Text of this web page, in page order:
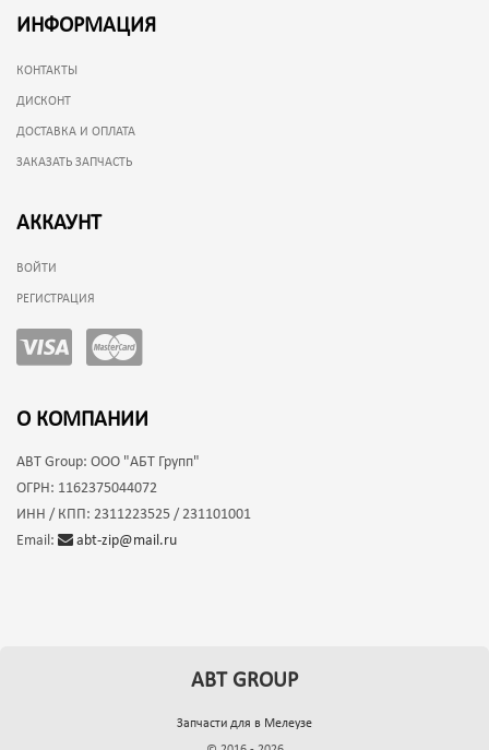
ИНФОРМАЦИЯ
КОНТАКТЫ
ДИСКОНТ
ДОСТАВКА И ОПЛАТА
ЗАКАЗАТЬ ЗАПЧАСТЬ
АККАУНТ
ВОЙТИ
РЕГИСТРАЦИЯ
О КОМПАНИИ
ABT Group: ООО "АБТ Групп"
ОГРН: 1162375044072
ИНН / КПП: 2311223525 / 231101001
Email:
abt-zip@mail.ru
ABT GROUP
Запчасти для в Мелеузе